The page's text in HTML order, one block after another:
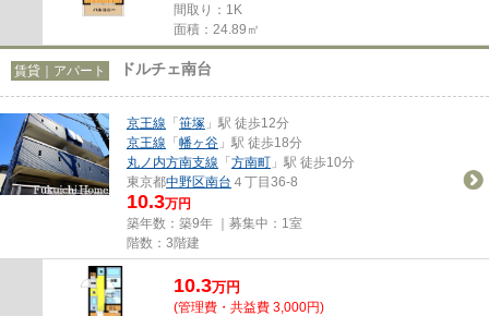
間取り：1K
面積：24.89㎡
賃貸｜アパート ドルチェ南台
京王線 「笹塚 」駅 徒歩12分
京王線 「幡ヶ谷 」駅 徒歩18分
丸ノ内方南支線 「方南町 」駅 徒歩10分
東京都中野区南台 ４丁目36-8
10.3万円
築年数：築9年 ｜募集中： 1室
階数：3階建
10.3万円
(管理費・共益費 3,000円)